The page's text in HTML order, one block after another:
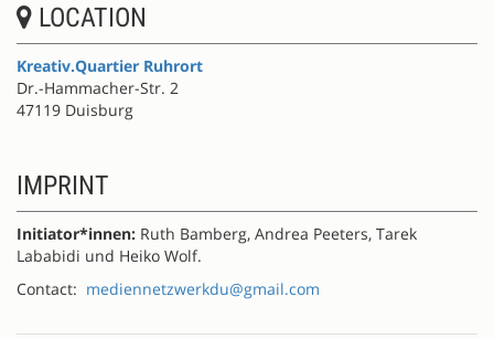
LOCATION
Kreativ.Quartier Ruhrort
Dr.-Hammacher-Str. 2
47119 Duisburg
IMPRINT
Initiator*innen: Ruth Bamberg, Andrea Peeters, Tarek
Lababidi und Heiko Wolf.
Contact: mediennetzwerkdu@gmail.com